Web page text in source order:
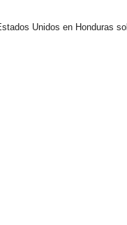
Unidos en Honduras